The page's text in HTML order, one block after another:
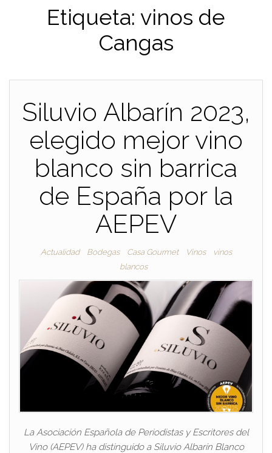
Etiqueta: vinos de
Cangas
Siluvio Albarín 2023,
elegido mejor vino
blanco sin barrica
de España por la
AEPEV
Actualidad Bodegas Casa Gourmet Vinos
vinos
blancos
La Asociación Española de Periodistas y Escritores del
Vino (AEPEV) ha distinguido a Siluvio Albarín Blanco